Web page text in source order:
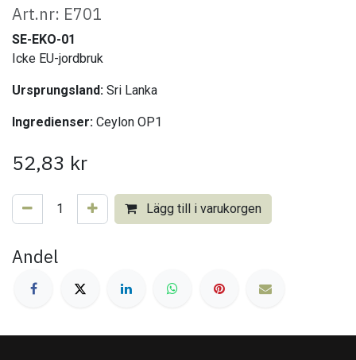
Art.nr: E701
SE-EKO-01
Icke EU-jordbruk
Ursprungsland: Sri Lanka
Ingredienser: Ceylon OP1
52,83 kr
Lägg till i varukorgen
Andel